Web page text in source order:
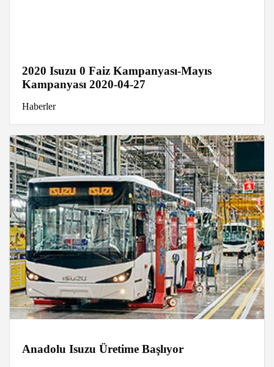
2020 Isuzu 0 Faiz Kampanyası-Mayıs
Kampanyası 2020-04-27
Haberler
Anadolu Isuzu Üretime Başlıyor